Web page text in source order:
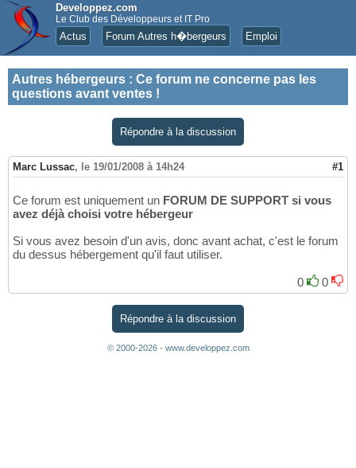
Developpez.com
Le Club des Développeurs et IT Pro
Actus Forum Autres h�bergeurs Emploi
Autres hébergeurs : Ce forum ne concerne pas les
questions avant ventes !
Répondre à la discussion
Marc Lussac, le 19/01/2008 à 14h24 #1
Ce forum est uniquement un FORUM DE SUPPORT si vous
avez déjà choisi votre hébergeur
Si vous avez besoin d'un avis, donc avant achat, c'est le forum
du dessus hébergement qu'il faut utiliser.
0 0
Répondre à la discussion
© 2000-2026 - www.developpez.com